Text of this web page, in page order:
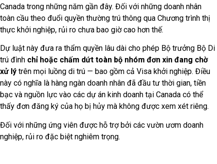
Canada trong những năm gần đây. Đối với những doanh nhân
toàn cầu theo đuổi quyền thường trú thông qua Chương trình thị
thực khởi nghiệp, rủi ro chưa bao giờ cao hơn thế.
Dự luật này đưa ra thẩm quyền lâu dài cho phép Bộ trưởng Bộ Di
trú đình chỉ hoặc chấm dứt toàn bộ nhóm đơn xin đang chờ
xử lý trên mọi luồng di trú — bao gồm cả Visa khởi nghiệp. Điều
này có nghĩa là hàng ngàn doanh nhân đã đầu tư thời gian, tiền
bạc và nguồn lực vào các dự án kinh doanh tại Canada có thể
thấy đơn đăng ký của họ bị hủy mà không được xem xét riêng.
Đối với những ứng viên được hỗ trợ bởi các vườn ươm doanh
nghiệp, rủi ro đặc biệt nghiêm trọng.